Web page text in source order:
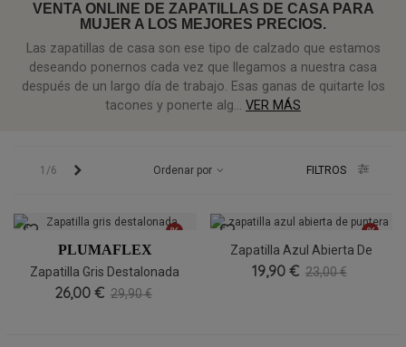
VENTA ONLINE DE ZAPATILLAS DE CASA PARA
MUJER A LOS MEJORES PRECIOS.
Las zapatillas de casa son ese tipo de calzado que estamos
deseando ponernos cada vez que llegamos a nuestra casa
después de un largo día de trabajo. Esas ganas de quitarte los
tacones y ponerte alg... VER MÁS
FILTROS
Ordenar por
1/6
PLUMAFLEX
Zapatilla Gris Destalonada
26,00 € 29,90 €
Zapatilla Azul Abierta De
Puntera
19,90 € 23,00 €